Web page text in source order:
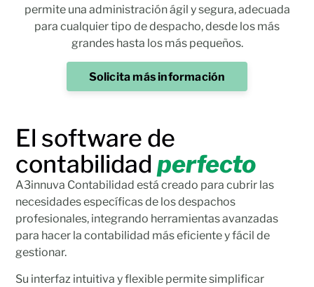
permite una administración ágil y segura, adecuada
para cualquier tipo de despacho, desde los más
grandes hasta los más pequeños.
Solicita más información
El software de
contabilidadperfecto
A3innuva Contabilidad está creado para cubrir las
necesidades específicas de los despachos
profesionales, integrando herramientas avanzadas
para hacer la contabilidad más eficiente y fácil de
gestionar.
Su interfaz intuitiva y flexible permite simplificar